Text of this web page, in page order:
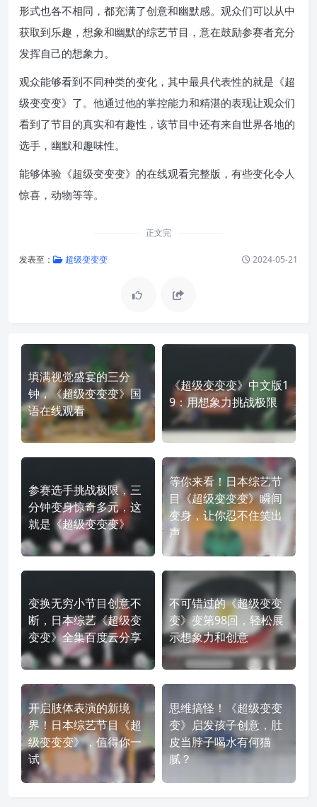
形式也各不相同，都充满了创意和幽默感。观众们可以从中
获取到乐趣，想象和幽默的综艺节目，意在鼓励参赛者充分
发挥自己的想象力。
观众能够看到不同种类的变化，其中最具代表性的就是《超
级变变变》了。他通过他的掌控能力和精湛的表现让观众们
看到了节目的真实和有趣性，该节目中还有来自世界各地的
选手，幽默和趣味性。
能够体验《超级变变变》的在线观看完整版，有些变化令人
惊喜，动物等等。
正文完
发表至： 超级变变变 2024-05-21
填满视觉盛宴的三分
钟，《超级变变变》国
语在线观看
《超级变变变》中文版1
9：用想象力挑战极限
参赛选手挑战极限，三
分钟变身惊奇多元，这
就是《超级变变变》
等你来看！日本综艺节
目《超级变变变》瞬间
变身，让你忍不住笑出
声
变换无穷小节目创意不
断，日本综艺《超级变
变变》全集百度云分享
不可错过的《超级变变
变》变第98回，轻松展
示想象力和创意
开启肢体表演的新境
界！日本综艺节目《超
级变变变》，值得你一
试
思维搞怪！《超级变变
变》启发孩子创意，肚
皮当脖子喝水有何猫
腻？